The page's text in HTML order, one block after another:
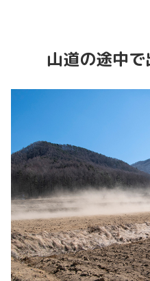
山道の途中